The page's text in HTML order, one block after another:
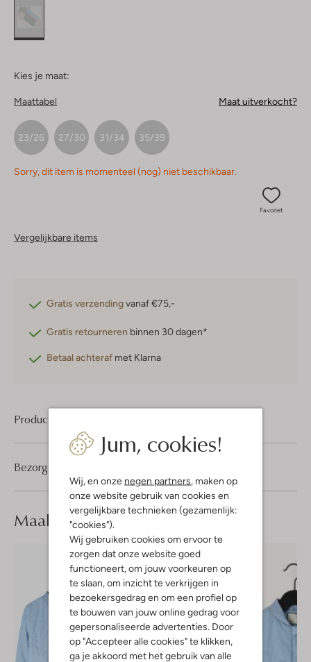
Jum, cookies!
Wij, en onze negen partners, maken op
onze website gebruik van cookies en
vergelijkbare technieken (gezamenlijk:
"cookies").
Wij gebruiken cookies om ervoor te
zorgen dat onze website goed
functioneert, om jouw voorkeuren op
te slaan, om inzicht te verkrijgen in
bezoekersgedrag en om een profiel op
te bouwen van jouw online gedrag voor
gepersonaliseerde advertenties. Door
op "Accepteer alle cookies" te klikken,
ga je akkoord met het gebruik van alle
Kies je maat:
Maattabel Maat uitverkocht?
23/26 27/30 31/34 35/39
Sorry, dit item is momenteel (nog) niet beschikbaar.
Favoriet
Vergelijkbare items
Gratis verzendingvanaf €75,-
Gratis retourneren binnen 30 dagen*
Betaal achteraf met Klarna
Product informatie
Bezorgen & retourneren
Maak jelook compleet